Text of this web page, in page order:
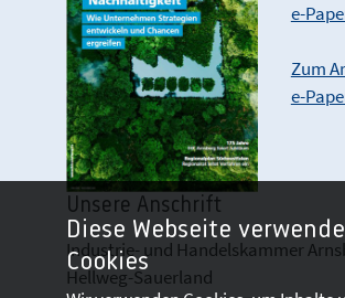
e-
Zum
e-
Unsere Anschrift
Industrie- und Handelskammer
Hellweg-Sauerland
Diese Webseite
Cookies